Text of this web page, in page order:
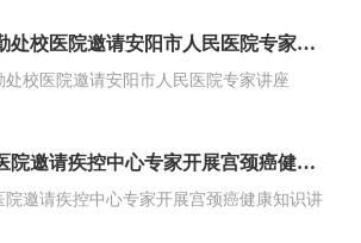
后勤处校医院邀请安阳市人民医院专家讲座
处校医院邀请安阳市人民医院专家讲座
校医院邀请疾控中心专家开展宫颈癌健康知识讲座
院邀请疾控中心专家开展宫颈癌健康知识讲